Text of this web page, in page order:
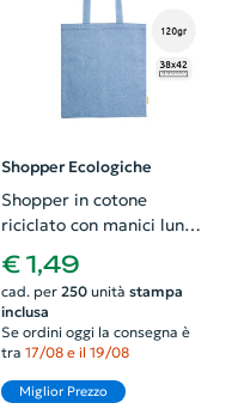
Shopper Ecologiche
Shopper in cotone
riciclato con manici lunghi
in diverse colorazioni da
120gr 38x42cm
€ 1,49
cad. per 250unità stampa
inclusa
Se ordini oggi la consegna è
tra 17/08 e il 19/08
Miglior Prezzo